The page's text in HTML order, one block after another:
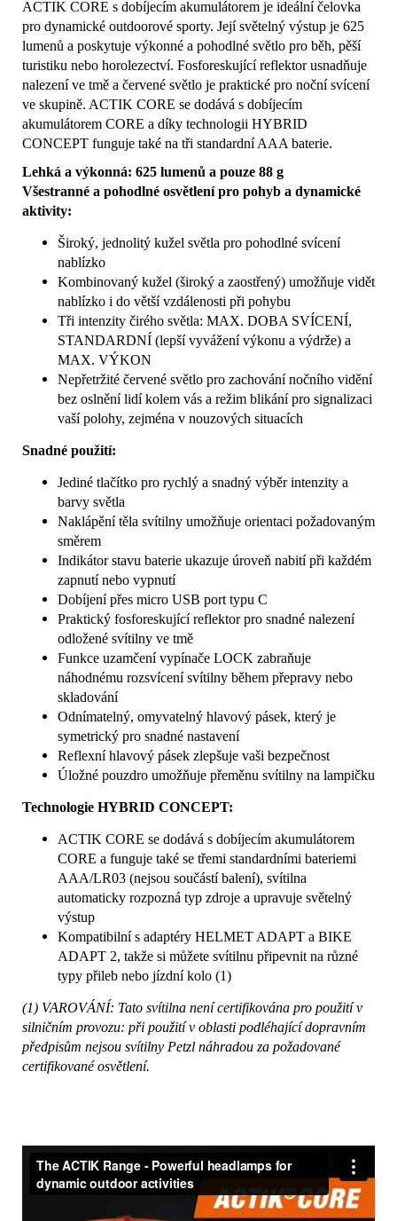
ACTIK CORE s dobíjecím akumulátorem je ideální čelovka
pro dynamické outdoorové sporty. Její světelný výstup je 625
lumenů a poskytuje výkonné a pohodlné světlo pro běh, pěší
turistiku nebo horolezectví. Fosforeskující reflektor usnadňuje
nalezení ve tmě a červené světlo je praktické pro noční svícení
ve skupině. ACTIK CORE se dodává s dobíjecím
akumulátorem CORE a díky technologii HYBRID
CONCEPT funguje také na tři standardní AAA baterie.
Lehká a výkonná: 625 lumenů a pouze 88 g
Všestranné a pohodlné osvětlení pro pohyb a dynamické
aktivity:
Široký, jednolitý kužel světla pro pohodlné svícení
nablízko
Kombinovaný kužel (široký a zaostřený) umožňuje vidět
nablízko i do větší vzdálenosti při pohybu
Tři intenzity čirého světla: MAX. DOBA SVÍCENÍ,
STANDARDNÍ (lepší vyvážení výkonu a výdrže) a
MAX. VÝKON
Nepřetržité červené světlo pro zachování nočního vidění
bez oslnění lidí kolem vás a režim blikání pro signalizaci
vaší polohy, zejména v nouzových situacích
Snadné použití:
Jediné tlačítko pro rychlý a snadný výběr intenzity a
barvy světla
Naklápění těla svítilny umožňuje orientaci požadovaným
směrem
Indikátor stavu baterie ukazuje úroveň nabití při každém
zapnutí nebo vypnutí
Dobíjení přes micro USB port typu C
Praktický fosforeskující reflektor pro snadné nalezení
odložené svítilny ve tmě
Funkce uzamčení vypínače LOCK zabraňuje
náhodnému rozsvícení svítilny během přepravy nebo
skladování
Odnímatelný, omyvatelný hlavový pásek, který je
symetrický pro snadné nastavení
Reflexní hlavový pásek zlepšuje vaši bezpečnost
Úložné pouzdro umožňuje přeměnu svítilny na lampičku
Technologie HYBRID CONCEPT:
ACTIK CORE se dodává s dobíjecím akumulátorem
CORE a funguje také se třemi standardními bateriemi
AAA/LR03 (nejsou součástí balení), svítilna
automaticky rozpozná typ zdroje a upravuje světelný
výstup
Kompatibilní s adaptéry HELMET ADAPT a BIKE
ADAPT 2, takže si můžete svítilnu připevnit na různé
typy přileb nebo jízdní kolo (1)
(1) VAROVÁNÍ: Tato svítilna není certifikována pro použití v
silničním provozu: při použití v oblasti podléhající dopravním
předpisům nejsou svítilny Petzl náhradou za požadované
certifikované osvětlení.